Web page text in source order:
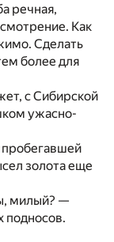
речная,
Как
Сделать
более для
с Сибирской
ужасно-
золота еще
милый? —
подносов.